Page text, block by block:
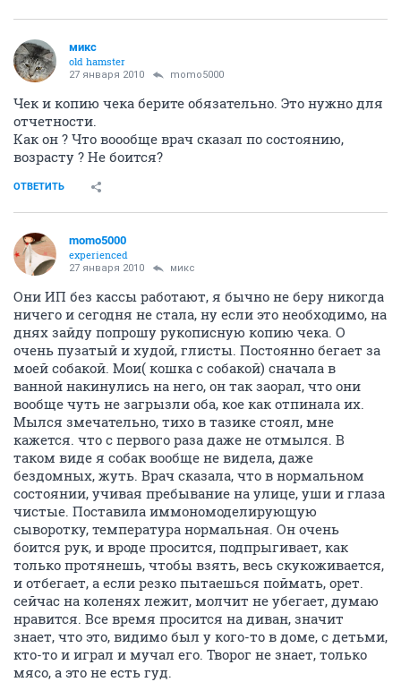
микс
old hamster
27 января 2010 momo5000
Чек и копию чека берите обязательно. Это нужно для
отчетности.
Как он ? Что воообще врач сказал по состоянию,
возрасту ? Не боится?
ОТВЕТИТЬ
momo5000
experienced
27 января 2010 микс
Они ИП без кассы работают, я бычно не беру никогда
ничего и сегодня не стала, ну если это необходимо, на
днях зайду попрошу рукописную копию чека. О
очень пузатый и худой, глисты. Постоянно бегает за
моей собакой. Мои( кошка с собакой) сначала в
ванной накинулись на него, он так заорал, что они
вообще чуть не загрызли оба, кое как отпинала их.
Мылся змечательно, тихо в тазике стоял, мне
кажется. что с первого раза даже не отмылся. В
таком виде я собак вообще не видела, даже
бездомных, жуть. Врач сказала, что в нормальном
состоянии, учивая пребывание на улице, уши и глаза
чистые. Поставила иммономоделирующую
сыворотку, температура нормальная. Он очень
боится рук, и вроде просится, подпрыгивает, как
только протянешь, чтобы взять, весь скукоживается,
и отбегает, а если резко пытаешься поймать, орет.
сейчас на коленях лежит, молчит не убегает, думаю
нравится. Все время просится на диван, значит
знает, что это, видимо был у кого-то в доме, с детьми,
кто-то и играл и мучал его. Творог не знает, только
мясо, а это не есть гуд.